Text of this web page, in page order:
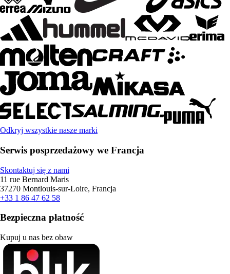
Odkryj wszystkie nasze marki
Serwis posprzedażowy we Francja
Skontaktuj się z nami
11 rue Bernard Maris
37270 Montlouis-sur-Loire, Francja
+33 1 86 47 62 58
Bezpieczna płatność
Kupuj u nas bez obaw